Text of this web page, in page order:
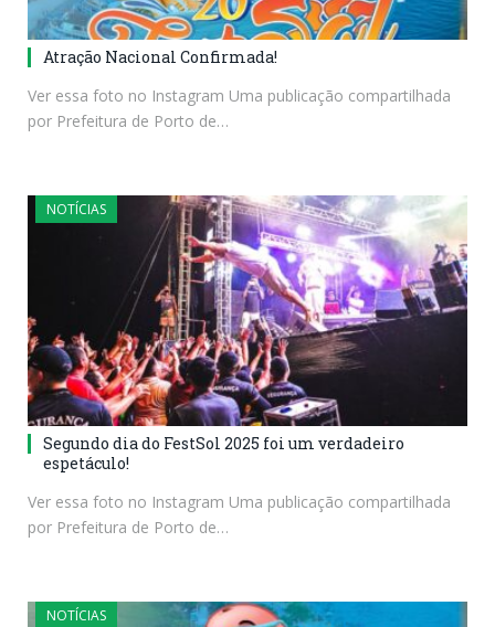
Atração Nacional Confirmada!
Ver essa foto no Instagram Uma publicação compartilhada
por Prefeitura de Porto de…
NOTÍCIAS
Segundo dia do FestSol 2025 foi um verdadeiro
espetáculo!
Ver essa foto no Instagram Uma publicação compartilhada
por Prefeitura de Porto de…
NOTÍCIAS